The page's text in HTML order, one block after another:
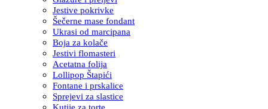
Jestive pokrivke
Šečerne mase fondant
Ukrasi od marcipana
Boja za kolače
Jestivi flomasteri
Acetatna folija
Lollipop Štapići
Fontane i prskalice
Sprejevi za slastice
Kutije za torte